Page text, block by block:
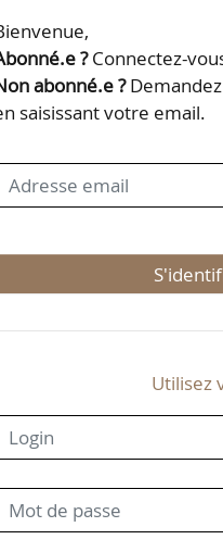
par le conflit au
?Connectez-
abonné.e ?
saisissant votre email.
Utilisez